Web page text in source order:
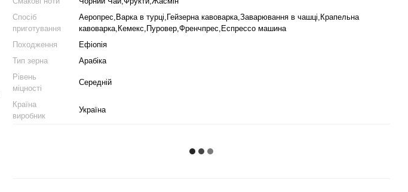
Спосіб
приготування
Аеропрес,Варка в турці,Гейзерна кавоварка,Заварювання в чашці,Крапельна
кавоварка,Кемекс,Пуровер,Френчпрес,Еспрессо машина
Походження
Ефіопія
Тип зерна
Арабіка
Рівень
міцності
Середній
Країна
виробник
Україна